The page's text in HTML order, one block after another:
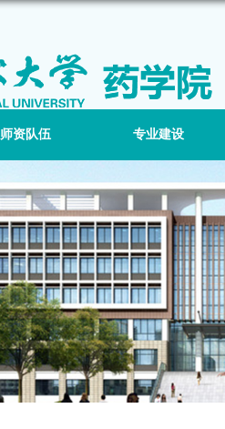
师资队伍 专业建设